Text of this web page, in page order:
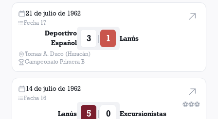
21 de julio de 1962
Fecha 17
Deportivo
Español
3 | 1 Lanús
Tomas A. Duco (Huracán)
Campeonato Primera B
⚽⚽⚽
14 de julio de 1962
Fecha 16
Lanús 5 | 0 Excursionistas